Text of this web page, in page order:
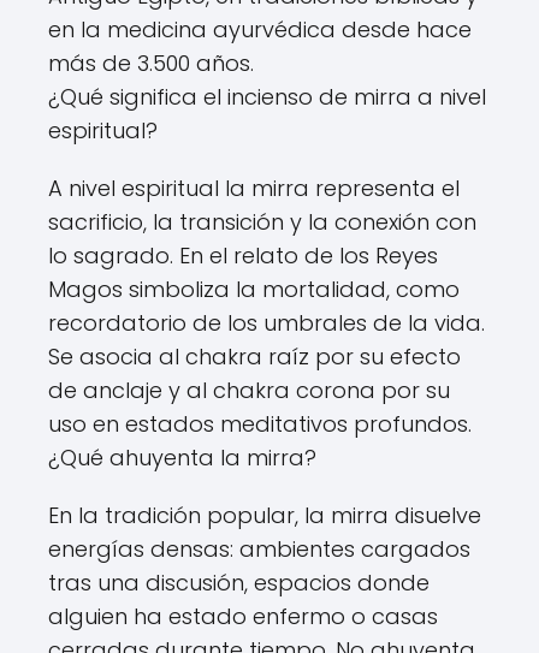
en la medicina ayurvédica desde hace
más de 3.500 años.
¿Qué significa el incienso de mirra a nivel
espiritual?
A nivel espiritual la mirra representa el
sacrificio, la transición y la conexión con
lo sagrado. En el relato de los Reyes
Magos simboliza la mortalidad, como
recordatorio de los umbrales de la vida.
Se asocia al chakra raíz por su efecto
de anclaje y al chakra corona por su
uso en estados meditativos profundos.
¿Qué ahuyenta la mirra?
En la tradición popular, la mirra disuelve
energías densas: ambientes cargados
tras una discusión, espacios donde
alguien ha estado enfermo o casas